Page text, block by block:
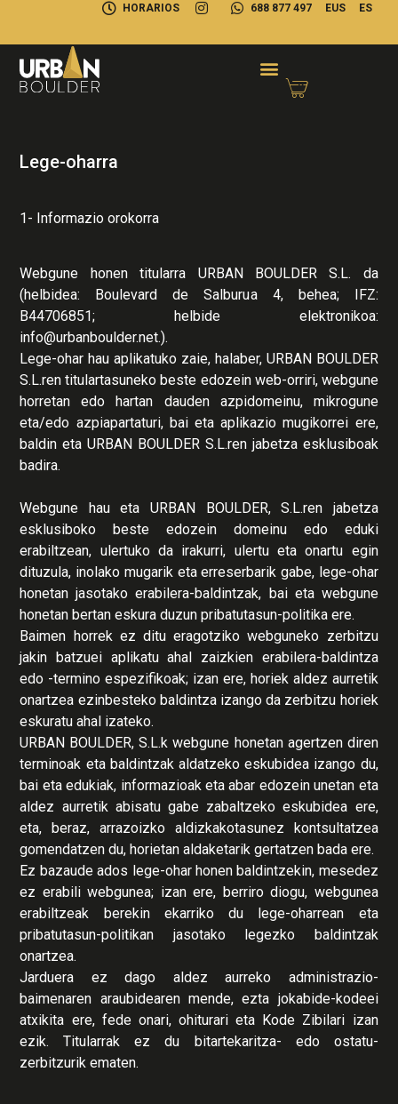
HORARIOS 688 877 497 EUS ES
Lege-oharra
1- Informazio orokorra
Webgune honen titularra URBAN BOULDER S.L. da
(helbidea: Boulevard de Salburua 4, behea; IFZ:
B44706851; helbide elektronikoa:
info@urbanboulder.net.).
Lege-ohar hau aplikatuko zaie, halaber, URBAN BOULDER
S.L.ren titulartasuneko beste edozein web-orriri, webgune
horretan edo hartan dauden azpidomeinu, mikrogune
eta/edo azpiapartaturi, bai eta aplikazio mugikorrei ere,
baldin eta URBAN BOULDER S.L.ren jabetza esklusiboak
badira.
Webgune hau eta URBAN BOULDER, S.L.ren jabetza
esklusiboko beste edozein domeinu edo eduki
erabiltzean, ulertuko da irakurri, ulertu eta onartu egin
dituzula, inolako mugarik eta erreserbarik gabe, lege-ohar
honetan jasotako erabilera-baldintzak, bai eta webgune
honetan bertan eskura duzun pribatutasun-politika ere.
Baimen horrek ez ditu eragotziko webguneko zerbitzu
jakin batzuei aplikatu ahal zaizkien erabilera-baldintza
edo -termino espezifikoak; izan ere, horiek aldez aurretik
onartzea ezinbesteko baldintza izango da zerbitzu horiek
eskuratu ahal izateko.
URBAN BOULDER, S.L.k webgune honetan agertzen diren
terminoak eta baldintzak aldatzeko eskubidea izango du,
bai eta edukiak, informazioak eta abar edozein unetan eta
aldez aurretik abisatu gabe zabaltzeko eskubidea ere,
eta, beraz, arrazoizko aldizkakotasunez kontsultatzea
gomendatzen du, horietan aldaketarik gertatzen bada ere.
Ez bazaude ados lege-ohar honen baldintzekin, mesedez
ez erabili webgunea; izan ere, berriro diogu, webgunea
erabiltzeak berekin ekarriko du lege-oharrean eta
pribatutasun-politikan jasotako legezko baldintzak
onartzea.
Jarduera ez dago aldez aurreko administrazio-
baimenaren araubidearen mende, ezta jokabide-kodeei
atxikita ere, fede onari, ohiturari eta Kode Zibilari izan
ezik. Titularrak ez du bitartekaritza- edo ostatu-
zerbitzurik ematen.